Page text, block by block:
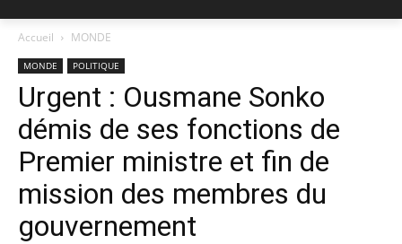
Accueil MONDE
MONDE POLITIQUE
Urgent : Ousmane Sonko
démis de ses fonctions de
Premier ministre et fin de
mission des membres du
gouvernement